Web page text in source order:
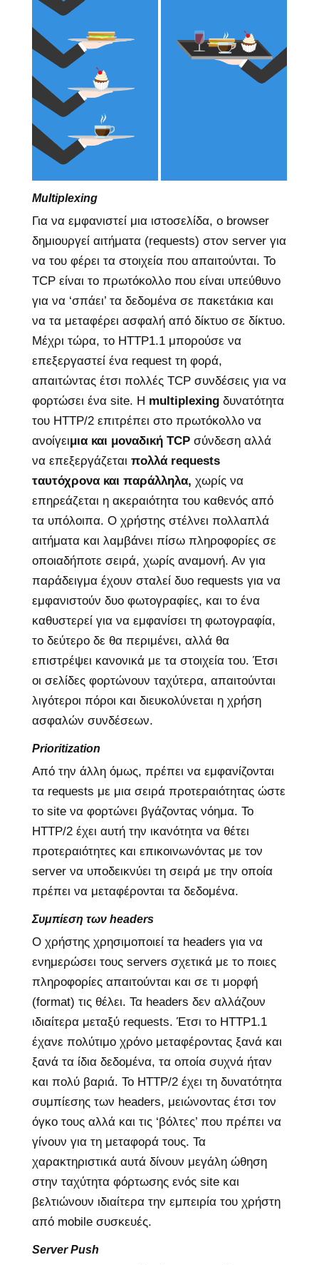
Multiplexing
Για να εμφανιστεί μια ιστοσελίδα, ο browser
δημιουργεί αιτήματα (requests) στον server για
να του φέρει τα στοιχεία που απαιτούνται. To
ΤCP είναι το πρωτόκολλο που είναι υπεύθυνο
για να ‘σπάει’ τα δεδομένα σε πακετάκια και
να τα μεταφέρει ασφαλή από δίκτυο σε δίκτυο.
Μέχρι τώρα, το HTTP1.1 μπορούσε να
επεξεργαστεί ένα request τη φορά,
απαιτώντας έτσι πολλές TCP συνδέσεις για να
φορτώσει ένα site. Η multiplexing δυνατότητα
του HTTP/2 επιτρέπει στο πρωτόκολλο να
ανοίγειμια και μοναδική TCPσύνδεση αλλά
να επεξεργάζεται πολλά requests
ταυτόχρονα και παράλληλα, χωρίς να
επηρεάζεται η ακεραιότητα του καθενός από
τα υπόλοιπα. Ο χρήστης στέλνει πολλαπλά
αιτήματα και λαμβάνει πίσω πληροφορίες σε
οποιαδήποτε σειρά, χωρίς αναμονή. Αν για
παράδειγμα έχουν σταλεί δυο requests για να
εμφανιστούν δυο φωτογραφίες, και το ένα
καθυστερεί για να εμφανίσει τη φωτογραφία,
το δεύτερο δε θα περιμένει, αλλά θα
επιστρέψει κανονικά με τα στοιχεία του. Έτσι
οι σελίδες φορτώνουν ταχύτερα, απαιτούνται
λιγότεροι πόροι και διευκολύνεται η χρήση
ασφαλών συνδέσεων.
Prioritization
Από την άλλη όμως, πρέπει να εμφανίζονται
τα requests με μια σειρά προτεραιότητας ώστε
το site να φορτώνει βγάζοντας νόημα. Το
HTTP/2 έχει αυτή την ικανότητα να θέτει
προτεραιότητες και επικοινωνόντας με τον
server να υποδεικνύει τη σειρά με την οποία
πρέπει να μεταφέρονται τα δεδομένα.
Συμπίεση των headers
Ο χρήστης χρησιμοποιεί τα headers για να
ενημερώσει τους servers σχετικά με το ποιες
πληροφορίες απαιτούνται και σε τι μορφή
(format) τις θέλει. Τα headers δεν αλλάζουν
ιδιαίτερα μεταξύ requests. Έτσι το HTTP1.1
έχανε πολύτιμο χρόνο μεταφέροντας ξανά και
ξανά τα ίδια δεδομένα, τα οποία συχνά ήταν
και πολύ βαριά. Το HTTP/2 έχει τη δυνατότητα
συμπίεσης των headers, μειώνοντας έτσι τον
όγκο τους αλλά και τις ‘βόλτες’ που πρέπει να
γίνουν για τη μεταφορά τους. Τα
χαρακτηριστικά αυτά δίνουν μεγάλη ώθηση
στην ταχύτητα φόρτωσης ενός site και
βελτιώνουν ιδιαίτερα την εμπειρία του χρήστη
από mobile συσκευές.
Server Push